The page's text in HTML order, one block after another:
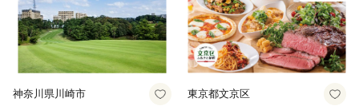
神奈川県川崎市 東京都文京区